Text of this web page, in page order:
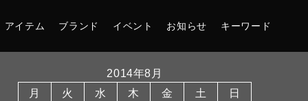
アイテム ブランド イベント お知らせ キーワード
2014年8月
月
火 水 木 金 土
日